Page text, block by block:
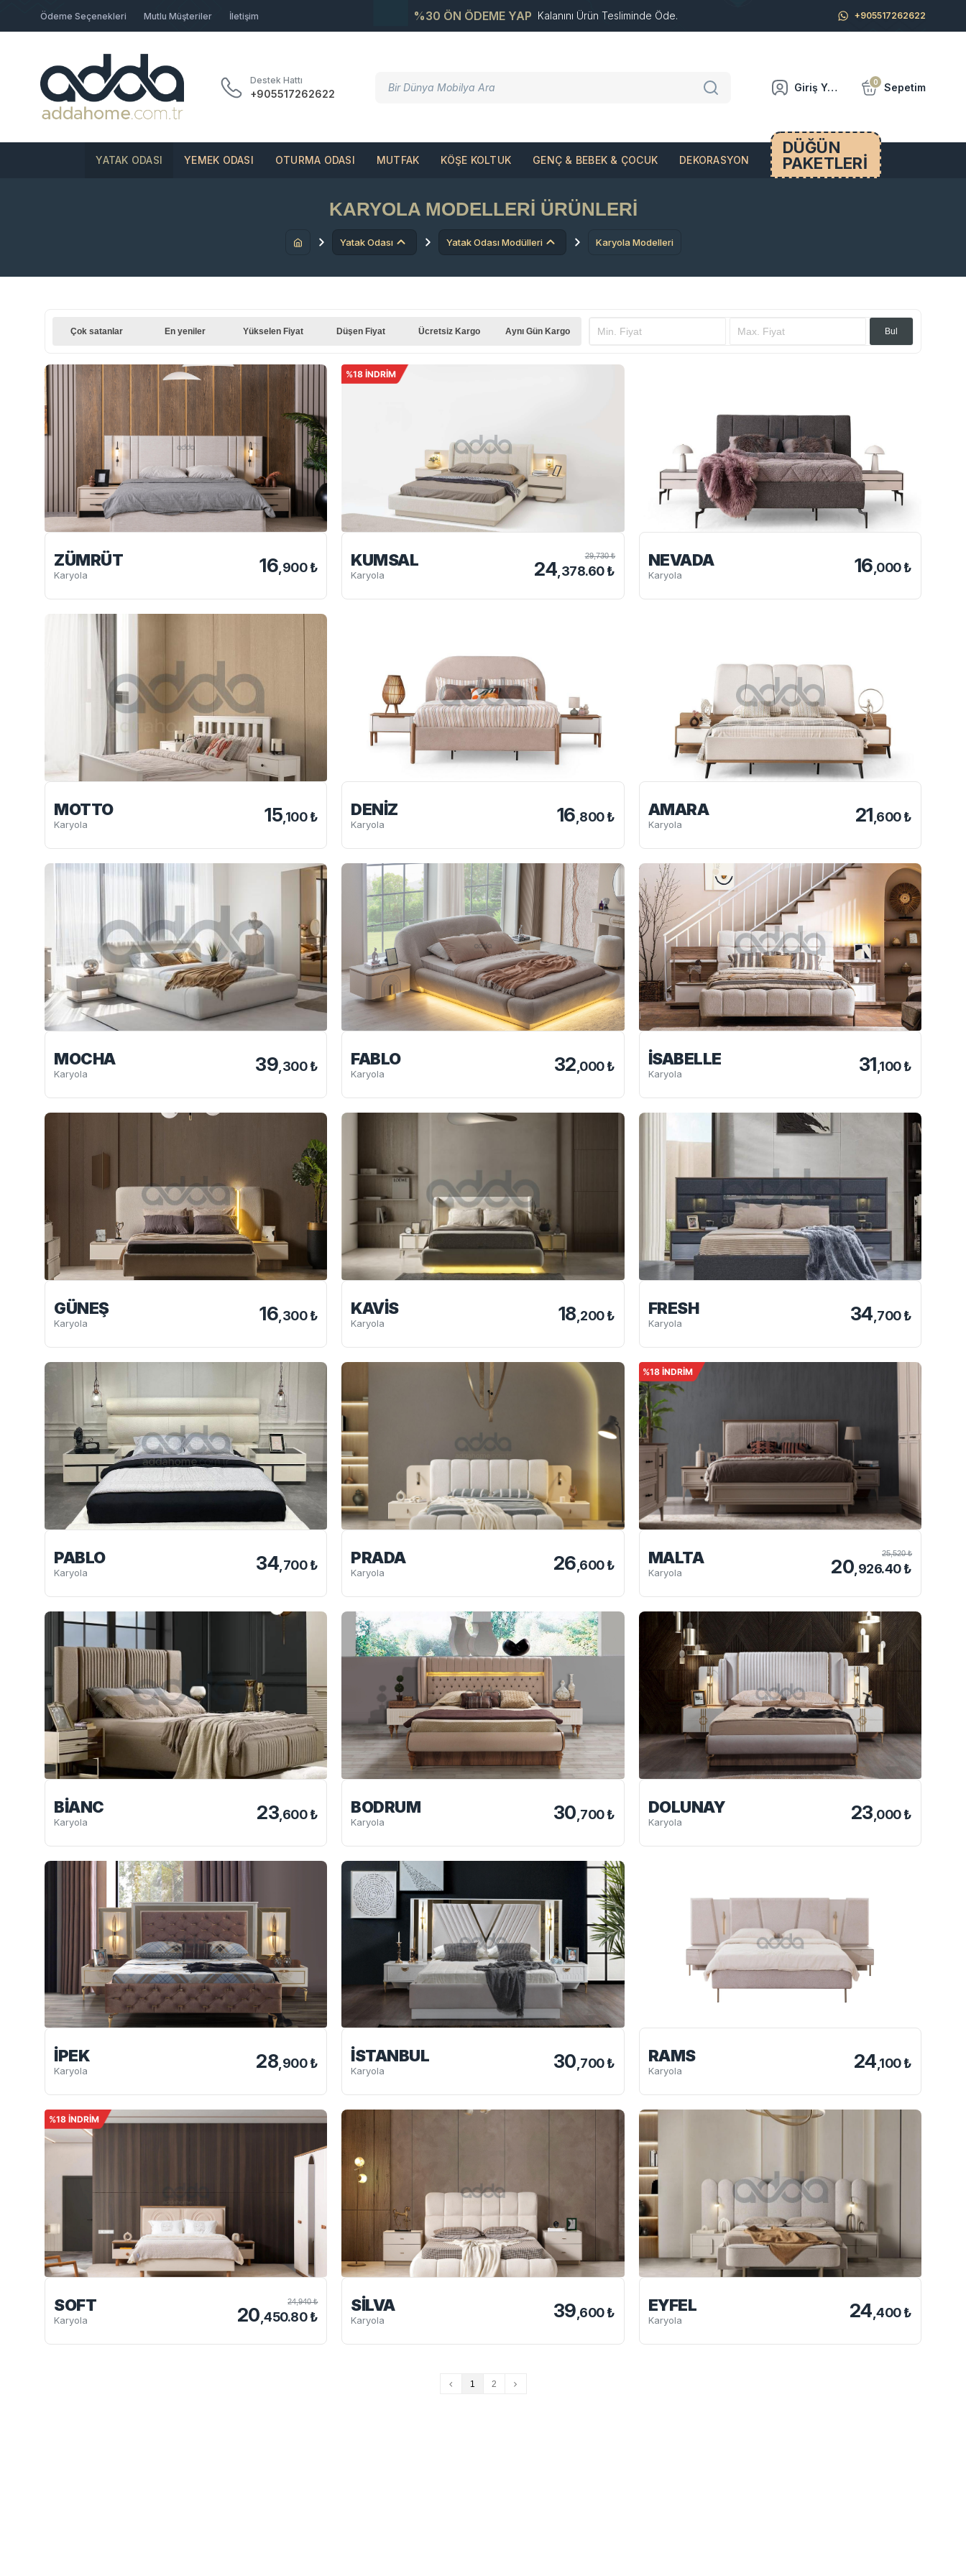
Ödeme Seçenekleri Mutlu Müşteriler İletişim %30 ÖN ÖDEME YAP Kalanını Ürün Tesliminde Öde. +905517262622
Destek Hattı
+905517262622
Giriş Yap 0 Sepetim
YATAK ODASI YEMEK ODASI OTURMA ODASI MUTFAK KÖŞE KOLTUK GENÇ & BEBEK & ÇOCUK DEKORASYON
DÜĞÜN
PAKETLERİ
KARYOLA MODELLERI ÜRÜNLERI
Yatak Odası Yatak Odası Modülleri Karyola Modelleri
Çok satanlar En yeniler Yükselen Fiyat Düşen Fiyat Ücretsiz Kargo Aynı Gün Kargo Bul
ZÜMRÜT
Karyola 16 ,900 ₺
%18 İNDRİM
KUMSAL
Karyola
29,730 ₺
24,378.60 ₺
NEVADA
Karyola 16 ,000 ₺
MOTTO
Karyola 15 ,100 ₺ DENIZ
Karyola 16 ,800 ₺ AMARA
Karyola 21 ,600 ₺
MOCHA
Karyola 39 ,300 ₺ FABLO
Karyola 32 ,000 ₺ İSABELLE
Karyola 31 ,100 ₺
GÜNEŞ
Karyola 16 ,300 ₺ KAVIS
Karyola 18 ,200 ₺ FRESH
Karyola 34 ,700 ₺
PABLO
Karyola 34 ,700 ₺ PRADA
Karyola 26 ,600 ₺
%18 İNDRİM
MALTA
Karyola
25,520 ₺
20 ,926.40 ₺
BIANC
Karyola 23 ,600 ₺ BODRUM
Karyola 30 ,700 ₺ DOLUNAY
Karyola 23 ,000 ₺
İPEK
Karyola 28,900 ₺ İSTANBUL
Karyola 30,700 ₺ RAMS
Karyola 24,100 ₺
%18 İNDRİM
SOFT
Karyola
24,940 ₺
20 ,450.80 ₺
SILVA
Karyola 39,600 ₺ EYFEL
Karyola 24,400 ₺
1 2